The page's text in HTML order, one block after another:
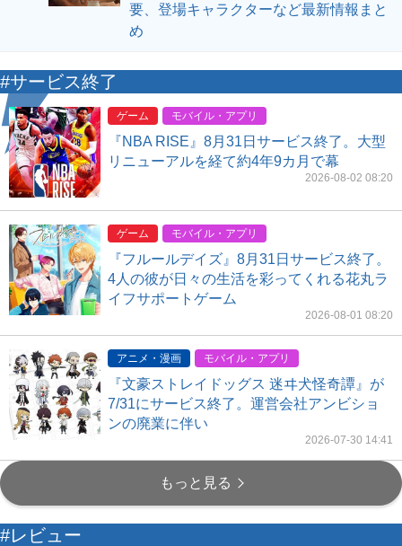
要、登場キャラクターなど最新情報まと
め
#サービス終了
ゲーム モバイル・アプリ
『NBA RISE』8月31日サービス終了。大型
リニューアルを経て約4年9カ月で幕
2026-08-02 08:20
ゲーム モバイル・アプリ
『フルールデイズ』8月31日サービス終了。
4人の彼が日々の生活を彩ってくれる花丸ラ
イフサポートゲーム
2026-08-01 08:20
アニメ・漫画 モバイル・アプリ
『文豪ストレイドッグス 迷ヰ犬怪奇譚』が
7/31にサービス終了。運営会社アンビショ
ンの廃業に伴い
2026-07-30 14:41
もっと見る
#レビュー